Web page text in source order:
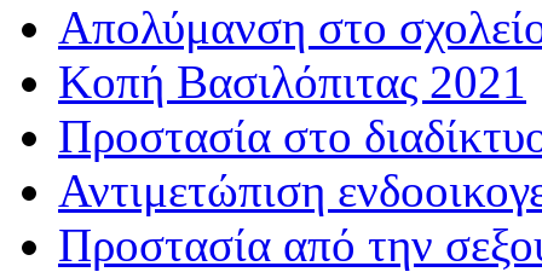
Απολύμανση στο
Κοπή Βασιλόπιτας 2021
Προστασία στο
Αντιμετώπιση
Προστασία από την